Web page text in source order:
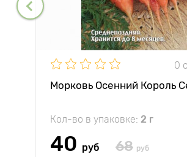
0
Морковь Осенний Король
Кол-во в упаковке: 2 г
40 руб 68 руб